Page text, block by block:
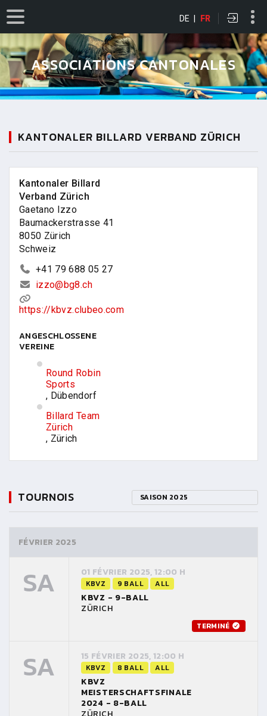
DE | FR
ASSOCIATIONS CANTONALES
KANTONALER BILLARD VERBAND ZÜRICH
Kantonaler Billard
Verband Zürich
Gaetano Izzo
Baumackerstrasse 41
8050 Zürich
Schweiz
+41 79 688 05 27
izzo@bg8.ch
https://kbvz.clubeo.com
ANGESCHLOSSENE
VEREINE
Round Robin
Sports
, Dübendorf
Billard Team
Zürich
, Zürich
TOURNOIS SAISON 2025
FÉVRIER 2025
SA 01 FÉVRIER 2025, 12:00 H
KBVZ 9 BALL ALL
KBVZ - 9-BALL
ZÜRICH
TERMINÉ
SA 15 FÉVRIER 2025, 12:00 H
KBVZ 8 BALL ALL
KBVZ
MEISTERSCHAFTSFINALE
2024 - 8-BALL